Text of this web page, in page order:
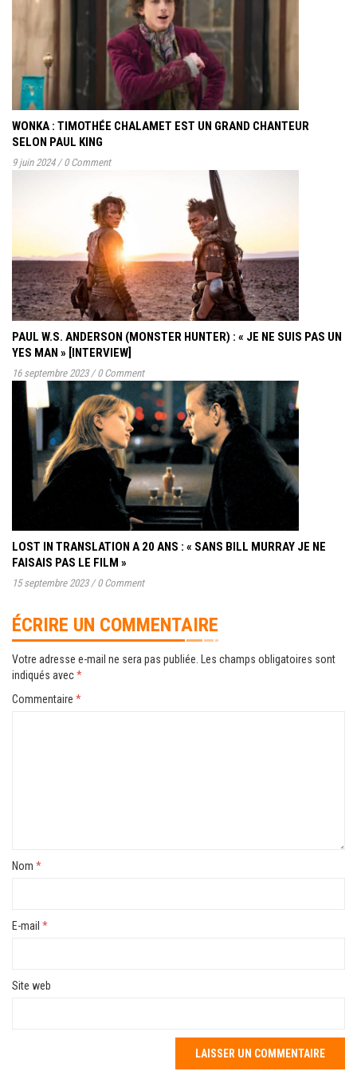
WONKA : TIMOTHÉE CHALAMET EST UN GRAND CHANTEUR
SELON PAUL KING
9 juin 2024 / 0 Comment
PAUL W.S. ANDERSON (MONSTER HUNTER) : « JE NE SUIS PAS UN
YES MAN » [INTERVIEW]
16 septembre 2023 / 0 Comment
LOST IN TRANSLATION A 20 ANS : « SANS BILL MURRAY JE NE
FAISAIS PAS LE FILM »
15 septembre 2023 / 0 Comment
ÉCRIRE UN COMMENTAIRE
Votre adresse e-mail ne sera pas publiée.
Les champs obligatoires sont
indiqués avec*
Commentaire *
Nom *
E-mail *
Site web